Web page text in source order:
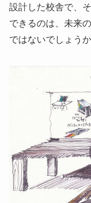
設計した校舎で、
できるのは、未来
ではないでしょうか